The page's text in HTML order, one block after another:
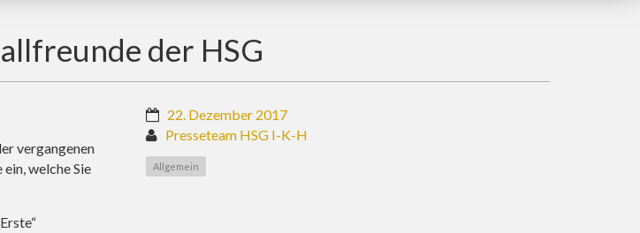
der HSG
vergangenen
welche Sie
22. Dezember 2017
Presseteam HSG I-K-H
Allgemein